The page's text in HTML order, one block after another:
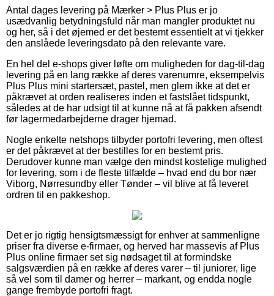
Antal dages levering på Mærker > Plus Plus er jo
usædvanlig betydningsfuld når man mangler produktet nu
og her, så i det øjemed er det bestemt essentielt at vi tjekker
den anslåede leveringsdato på den relevante vare.
En hel del e-shops giver løfte om muligheden for dag-til-dag
levering på en lang række af deres varenumre, eksempelvis
Plus Plus mini startersæt, pastel, men glem ikke at det er
påkrævet at orden realiseres inden et fastslået tidspunkt,
således at de har udsigt til at kunne nå at få pakken afsendt
før lagermedarbejderne drager hjemad.
Nogle enkelte netshops tilbyder portofri levering, men oftest
er det påkrævet at der bestilles for en bestemt pris.
Derudover kunne man vælge den mindst kostelige mulighed
for levering, som i de fleste tilfælde – hvad end du bor nær
Viborg, Nørresundby eller Tønder – vil blive at få leveret
ordren til en pakkeshop.
Det er jo rigtig hensigtsmæssigt for enhver at sammenligne
priser fra diverse e-firmaer, og herved har massevis af Plus
Plus online firmaer set sig nødsaget til at formindske
salgsværdien på en række af deres varer – til juniorer, lige
så vel som til damer og herrer – markant, og endda nogle
gange frembyde portofri fragt.